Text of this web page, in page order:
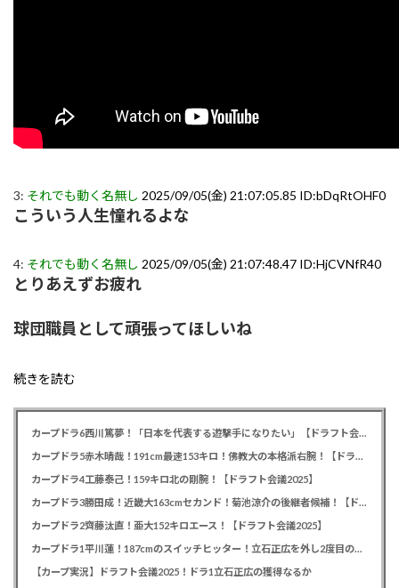
3: それでも動く名無し 2025/09/05(金) 21:07:05.85 ID:bDqRtOHF0
こういう人生憧れるよな
4: それでも動く名無し 2025/09/05(金) 21:07:48.47 ID:HjCVNfR40
とりあえずお疲れ
球団職員として頑張ってほしいね
続きを読む
カープドラ4工藤泰己！159キロ北の剛腕！【ドラフト会議2025】
カープドラ2齊藤汰直！亜大152キロエース！【ドラフト会議2025】
【カープ実況】ドラフト会議2025！ドラ1立石正広の獲得なるか